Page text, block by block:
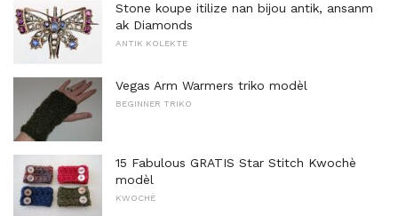
Stone koupe itilize nan bijou antik, ansanm
ak Diamonds
ANTIK KOLEKTE
Vegas Arm Warmers triko modèl
BEGINNER TRIKO
15 Fabulous GRATIS Star Stitch Kwochè
modèl
KWOCHÈ